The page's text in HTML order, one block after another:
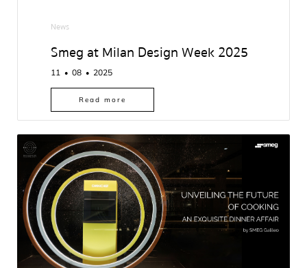
News
Smeg at Milan Design Week 2025
11 ● 08 ● 2025
Read more